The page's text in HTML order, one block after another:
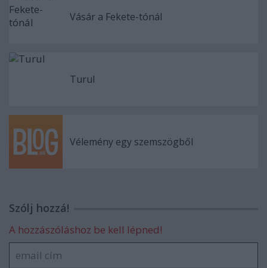
Vásár a Fekete-tónál
Turul
Vélemény egy szemszögből
Szólj hozzá!
A hozzászóláshoz be kell lépned!